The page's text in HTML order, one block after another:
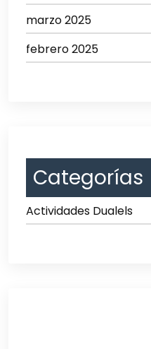
marzo 2025
febrero 2025
Categorías
Actividades Dualels